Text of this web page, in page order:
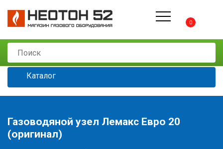
0
Каталог
Газоводяной узел Лемакс Евро 20
(оригинал)